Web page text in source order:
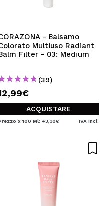
lo stato dei tuoi ordini e
- Balsamo
Multiuso Radiant
Filter - 03: Medium
(39)
ACQUISTARE
x 100 Ml: 43,30€ IVA Incl.